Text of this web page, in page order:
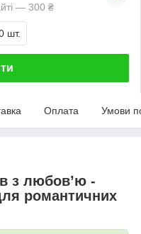
— 300 ₴
шт.
Оплата Умови
з любов’ю -
романтичних